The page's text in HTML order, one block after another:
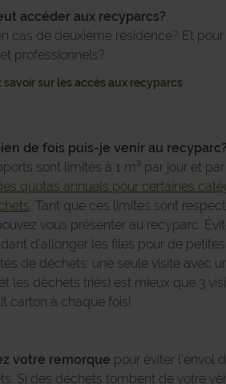
accéder aux recyparcs?
cas de deuxième résidence? Et pour
professionnels?
savoir sur les accès aux recyparcs
de fois puis-je venir au recyparc?
sont limités à 1 m³ par jour et
quotas annuels pour certaines
. Tant que ces limites sont
vous présenter au recyparc.
d’allonger les files pour de petites
de déchets: une seule visite avec
les déchets triés) est mieux que 3
carton à chaque fois!
votre remorque pour éviter l’envol
Si des déchets tombent de votre